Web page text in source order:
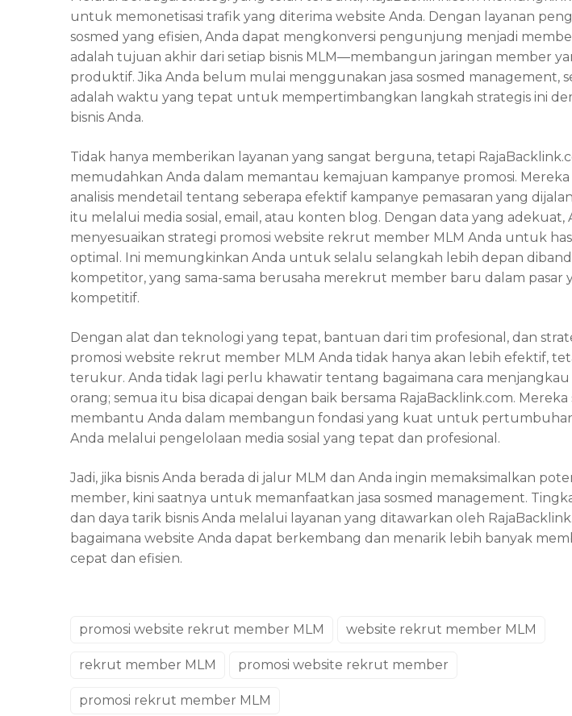
untuk memonetisasi trafik yang diterima website Anda. Dengan layanan
sosmed yang efisien, Anda dapat mengkonversi pengunjung menjadi
adalah tujuan akhir dari setiap bisnis MLM—membangun jaringan member
produktif. Jika Anda belum mulai menggunakan jasa sosmed management,
adalah waktu yang tepat untuk mempertimbangkan langkah strategis ini
bisnis Anda.
Tidak hanya memberikan layanan yang sangat berguna, tetapi
memudahkan Anda dalam memantau kemajuan kampanye promosi.
analisis mendetail tentang seberapa efektif kampanye pemasaran yang
itu melalui media sosial, email, atau konten blog. Dengan data yang adekuat,
menyesuaikan strategi promosi website rekrut member MLM Anda untuk
optimal. Ini memungkinkan Anda untuk selalu selangkah lebih depan
kompetitor, yang sama-sama berusaha merekrut member baru dalam pasar
kompetitif.
Dengan alat dan teknologi yang tepat, bantuan dari tim profesional, dan
promosi website rekrut member MLM Anda tidak hanya akan lebih efektif,
terukur. Anda tidak lagi perlu khawatir tentang bagaimana cara
orang; semua itu bisa dicapai dengan baik bersama RajaBacklink.com. Mereka
membantu Anda dalam membangun fondasi yang kuat untuk pertumbuhan
Anda melalui pengelolaan media sosial yang tepat dan profesional.
Jadi, jika bisnis Anda berada di jalur MLM dan Anda ingin memaksimalkan
member, kini saatnya untuk memanfaatkan jasa sosmed management.
dan daya tarik bisnis Anda melalui layanan yang ditawarkan oleh
bagaimana website Anda dapat berkembang dan menarik lebih banyak
cepat dan efisien.
promosi website rekrut member MLM website rekrut member MLM
rekrut member MLM promosi website rekrut member
promosi rekrut member MLM